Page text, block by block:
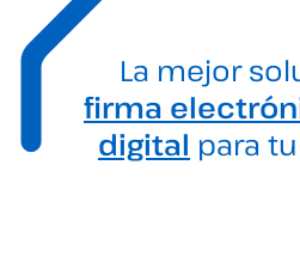
La mejor
firma
digital para